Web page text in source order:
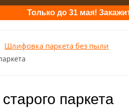
Только до 31 мая! Закажите
Шлифовка паркета без пыли
паркета